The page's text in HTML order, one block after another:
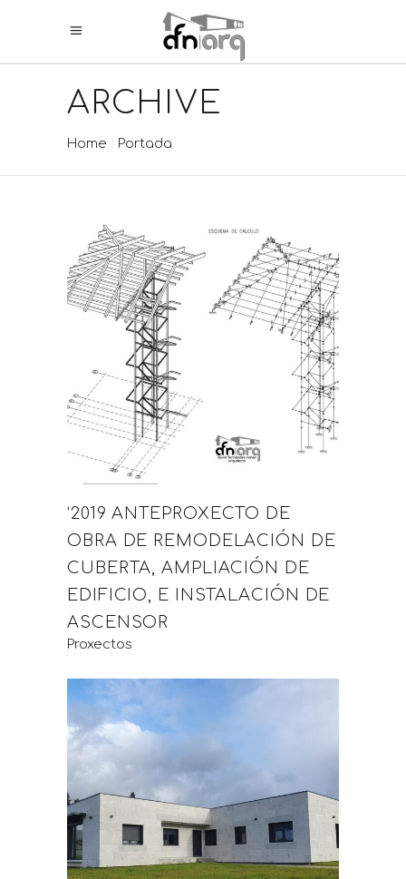
ARCHIVE
Home Portada
‘2019 ANTEPROXECTO DE
OBRA DE REMODELACIÓN DE
CUBERTA, AMPLIACIÓN DE
EDIFICIO, E INSTALACIÓN DE
ASCENSOR
Proxectos